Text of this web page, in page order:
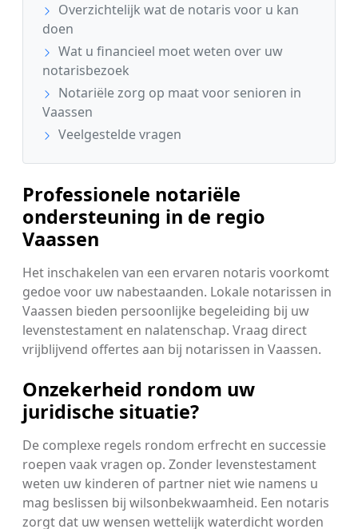
Overzichtelijk wat de notaris voor u kan
doen
Wat u financieel moet weten over uw
notarisbezoek
Notariële zorg op maat voor senioren in
Vaassen
Veelgestelde vragen
Professionele notariële
ondersteuning in de regio
Vaassen
Het inschakelen van een ervaren notaris voorkomt
gedoe voor uw nabestaanden. Lokale notarissen in
Vaassen bieden persoonlijke begeleiding bij uw
levenstestament en nalatenschap. Vraag direct
vrijblijvend offertes aan bij notarissen in Vaassen.
Onzekerheid rondom uw
juridische situatie?
De complexe regels rondom erfrecht en successie
roepen vaak vragen op. Zonder levenstestament
weten uw kinderen of partner niet wie namens u
mag beslissen bij wilsonbekwaamheid. Een notaris
zorgt dat uw wensen wettelijk waterdicht worden